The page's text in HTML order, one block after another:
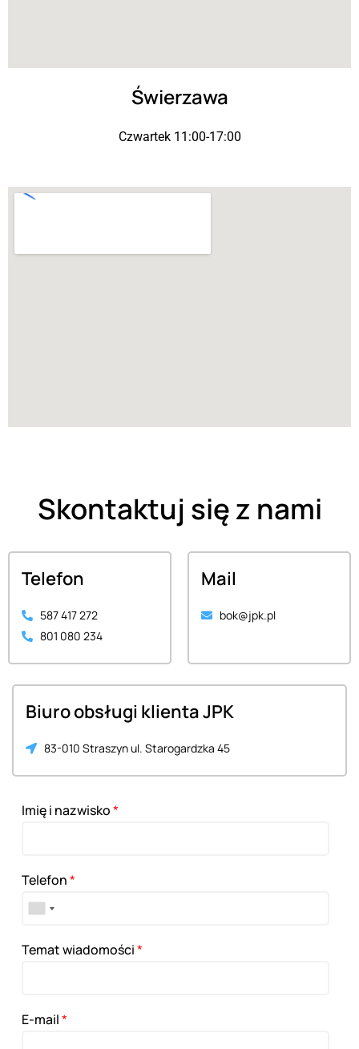
Świerzawa
Czwartek 11:00-17:00
Skontaktuj się z nami
Telefon
587 417 272
801 080 234
Mail
bok@jpk.pl
Biuro obsługi klienta JPK
83-010 Straszyn ul. Starogardzka 45
Imię i nazwisko*
Telefon*
Temat wiadomości*
E-mail*